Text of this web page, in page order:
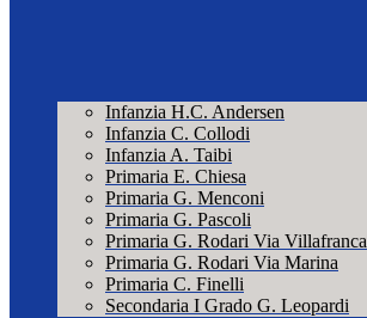
Infanzia H.C. Andersen
Infanzia C. Collodi
Infanzia A. Taibi
Primaria E. Chiesa
Primaria G. Menconi
Primaria G. Pascoli
Primaria G. Rodari Via Villafranca
Primaria G. Rodari Via Marina
Primaria C. Finelli
Secondaria I Grado G. Leopardi